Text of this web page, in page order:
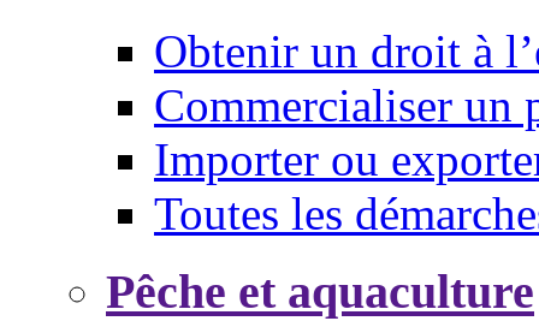
Obtenir un droit à
Commercialiser un
Importer ou
Toutes les
Pêche et aquaculture